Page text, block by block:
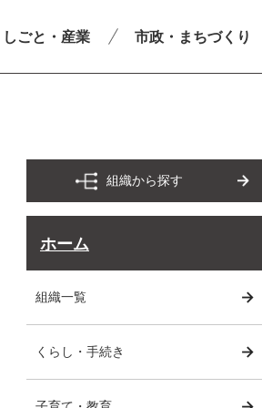
しごと・産業 市政・まちづくり
組織から探す
ホーム
組織一覧
くらし・手続き